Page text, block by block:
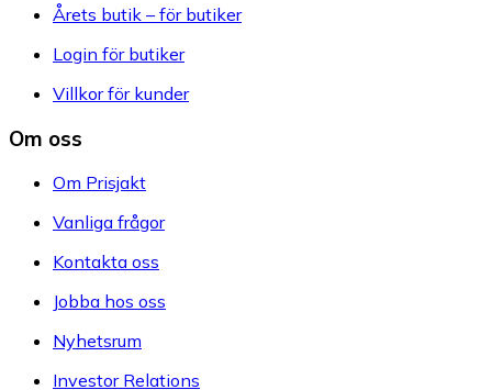
Årets butik – för butiker
Login för butiker
Villkor för kunder
Om oss
Om Prisjakt
Vanliga frågor
Kontakta oss
Jobba hos oss
Nyhetsrum
Investor Relations